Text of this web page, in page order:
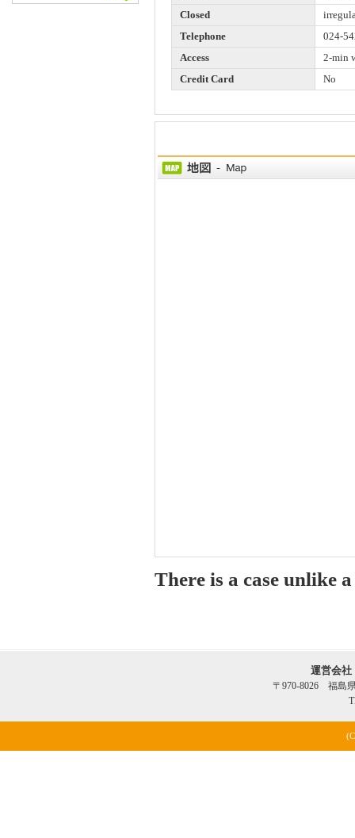
Closed
Telephone
024-
Access
2-min
Credit Card
No
There is a case unlike
運営会
〒970-8026 福島